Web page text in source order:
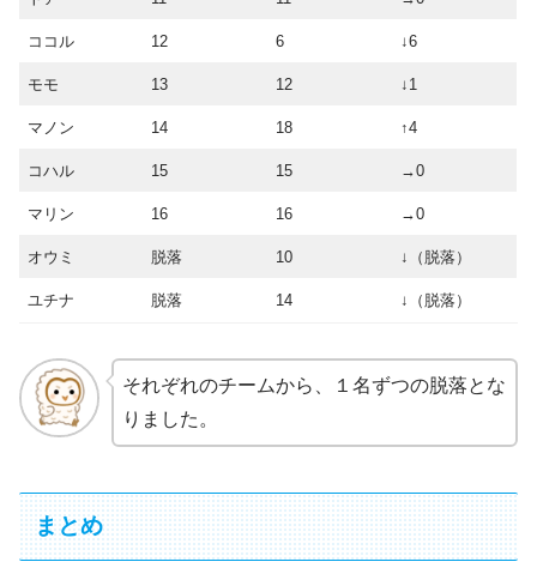
ココル 12 6 ↓6
モモ 13 12 ↓1
マノン 14 18 ↑4
コハル 15 15 →0
マリン 16 16 →0
オウミ 脱落 10 ↓（脱落）
ユチナ 脱落 14 ↓（脱落）
それぞれのチームから、１名ずつの脱落とな
りました。
まとめ